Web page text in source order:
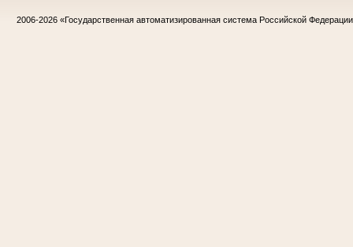
2006-2026 «Государственная автоматизированная система Российской